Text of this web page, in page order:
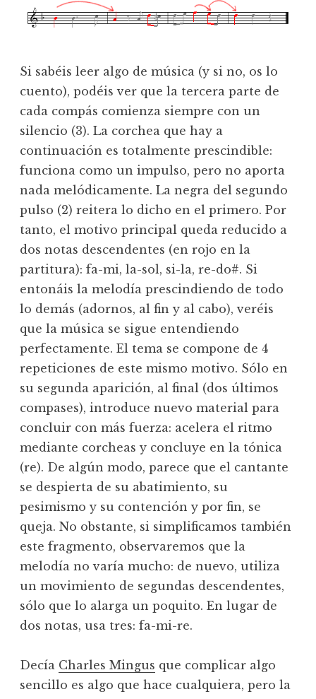
Si sabéis leer algo de música (y si no, os lo
cuento), podéis ver que la tercera parte de
cada compás comienza siempre con un
silencio (3). La corchea que hay a
continuación es totalmente prescindible:
funciona como un impulso, pero no aporta
nada melódicamente. La negra del segundo
pulso (2) reitera lo dicho en el primero. Por
tanto, el motivo principal queda reducido a
dos notas descendentes (en rojo en la
partitura): fa-mi, la-sol, si-la, re-do#. Si
entonáis la melodía prescindiendo de todo
lo demás (adornos, al fin y al cabo), veréis
que la música se sigue entendiendo
perfectamente. El tema se compone de 4
repeticiones de este mismo motivo. Sólo en
su segunda aparición, al final (dos últimos
compases), introduce nuevo material para
concluir con más fuerza: acelera el ritmo
mediante corcheas y concluye en la tónica
(re). De algún modo, parece que el cantante
se despierta de su abatimiento, su
pesimismo y su contención y por fin, se
queja. No obstante, si simplificamos también
este fragmento, observaremos que la
melodía no varía mucho: de nuevo, utiliza
un movimiento de segundas descendentes,
sólo que lo alarga un poquito. En lugar de
dos notas, usa tres: fa-mi-re.
Decía Charles Mingus que complicar algo
sencillo es algo que hace cualquiera, pero la